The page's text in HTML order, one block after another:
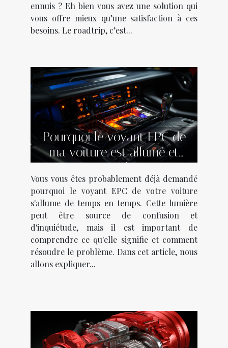
ennuis ? Eh bien vous avez une solution qui
vous offre mieux qu’une satisfaction à ces
besoins. Le roadtrip, c’est...
Pourquoi le voyant EPC de
ma voiture est allumé et
comment faire ?
Vous vous êtes probablement déjà demandé
pourquoi le voyant EPC de votre voiture
s'allume de temps en temps. Cette lumière
peut être source de confusion et
d'inquiétude, mais il est important de
comprendre ce qu'elle signifie et comment
résoudre le problème. Dans cet article, nous
allons expliquer...